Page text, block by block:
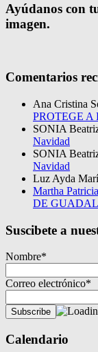
Ayúdanos con
imagen.
Comentarios
Ana Cristina
PROTEGE
SONIA
Navidad
SONIA
Navidad
Luz Ayda
Martha
DE
Suscibete a
Nombre*
Correo electrónico*
Calendario